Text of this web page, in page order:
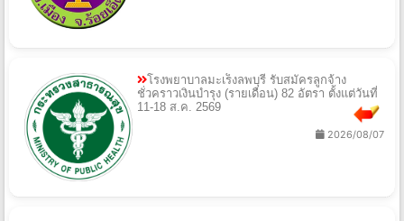
โรงพยาบาลมะเร็งลพบุรี รับสมัครลูกจ้าง
ชั่วคราวเงินบำรุง (รายเดือน) 82 อัตรา ตั้งแต่วันที่
11-18 ส.ค. 2569
2026/08/07